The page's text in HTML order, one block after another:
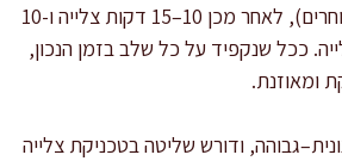
(השריה במרינדה אם בוחרים), לאחר מכן 10–15 דקות צלייה ו-10
ככל שנקפיד על כל שלב בזמן הנכון,
ומאוזנת.
ודורש שליטה בטכניקת צלייה